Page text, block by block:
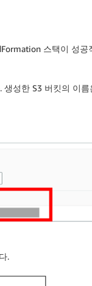
스택이 성공
성한 S3 버킷의 이
.